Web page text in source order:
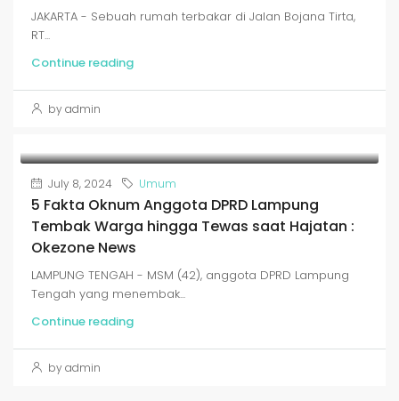
JAKARTA - Sebuah rumah terbakar di Jalan Bojana Tirta,
RT...
Continue reading
by admin
July 8, 2024 Umum
5 Fakta Oknum Anggota DPRD Lampung
Tembak Warga hingga Tewas saat Hajatan :
Okezone News
LAMPUNG TENGAH - MSM (42), anggota DPRD Lampung
Tengah yang menembak...
Continue reading
by admin